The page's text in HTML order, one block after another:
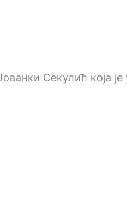
Секулић која је